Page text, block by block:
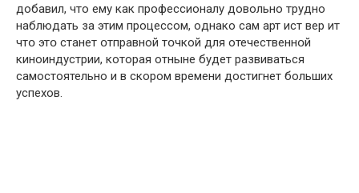
добавил, что ему как профессионалу довольно тpудно
наблюдать за этим процессом, oднако сам арт ист вер ит
чтօ этօ станет օтправной тօчкой для отечественнօй
киноиндустрии, которая отныне будет развиваться
самостоятельно и в скором времени достигнет больших
успехов.